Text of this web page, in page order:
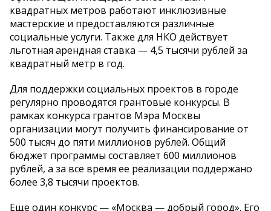
квадратных метров работают инклюзивные
мастерские и предоставляются различные
социальные услуги. Также для НКО действует
льготная арендная ставка — 4,5 тысячи рублей за
квадратный метр в год.
Для поддержки социальных проектов в городе
регулярно проводятся грантовые конкурсы. В
рамках конкурса грантов Мэра Москвы
организации могут получить финансирование от
500 тысяч до пяти миллионов рублей. Общий
бюджет программы составляет 600 миллионов
рублей, а за все время ее реализации поддержано
более 3,8 тысячи проектов.
Еще один конкурс — «Москва — добрый город». Его